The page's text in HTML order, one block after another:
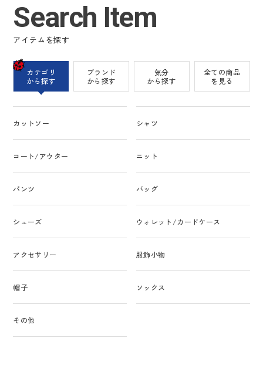
Search Item
アイテムを探す
カテゴリ
から探す
ブランド
から探す
気分
から探す
全ての商品
を見る
カットソー シャツ
コート/アウター ニット
パンツ バッグ
シューズ ウォレット/カードケース
アクセサリー 服飾小物
帽子 ソックス
その他